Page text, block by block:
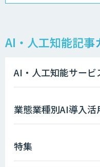
AI・人工知能記事
AI・人工知能サービ
業態業種別AI導入活
特集